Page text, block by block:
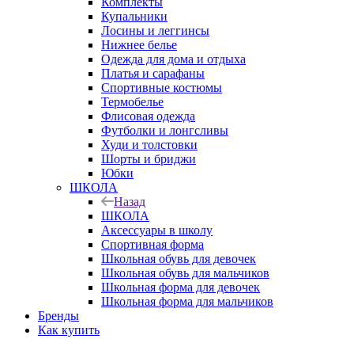
Купальники
Лосины и леггинсы
Нижнее белье
Одежда для дома и отдыха
Платья и сарафаны
Спортивные костюмы
Термобелье
Флисовая одежда
Футболки и лонгсливы
Худи и толстовки
Шорты и бриджи
Юбки
ШКОЛА
Назад
ШКОЛА
Аксессуары в школу
Спортивная форма
Школьная обувь для девочек
Школьная обувь для мальчиков
Школьная форма для девочек
Школьная форма для мальчиков
Бренды
Как купить